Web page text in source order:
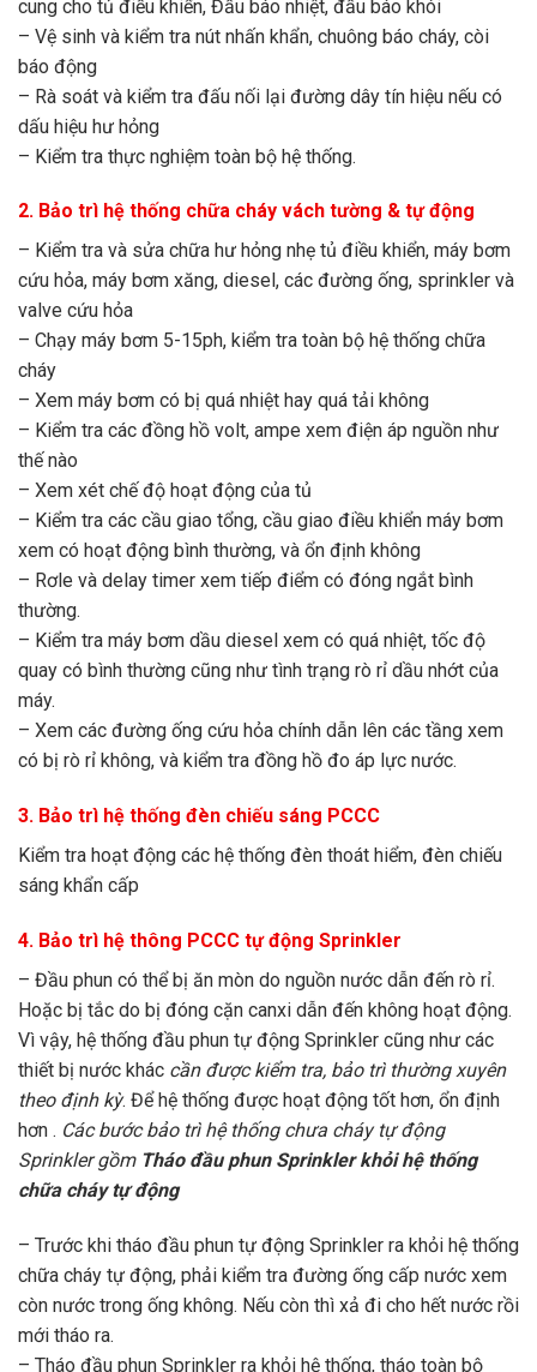
cung cho tủ điều khiển, Đầu báo nhiệt, đầu báo khói
– Vệ sinh và kiểm tra nút nhấn khẩn, chuông báo cháy, còi
báo động
– Rà soát và kiểm tra đấu nối lại đường dây tín hiệu nếu có
dấu hiệu hư hỏng
– Kiểm tra thực nghiệm toàn bộ hệ thống.
2. Bảo trì hệ thống chữa cháy vách tường & tự động
– Kiểm tra và sửa chữa hư hỏng nhẹ tủ điều khiển, máy bơm
cứu hỏa, máy bơm xăng, diesel, các đường ống, sprinkler và
valve cứu hỏa
– Chạy máy bơm 5-15ph, kiểm tra toàn bộ hệ thống chữa
cháy
– Xem máy bơm có bị quá nhiệt hay quá tải không
– Kiểm tra các đồng hồ volt, ampe xem điện áp nguồn như
thế nào
– Xem xét chế độ hoạt động của tủ
– Kiểm tra các cầu giao tổng, cầu giao điều khiển máy bơm
xem có hoạt động bình thường, và ổn định không
– Rơle và delay timer xem tiếp điểm có đóng ngắt bình
thường.
– Kiểm tra máy bơm dầu diesel xem có quá nhiệt, tốc độ
quay có bình thường cũng như tình trạng rò rỉ dầu nhớt của
máy.
– Xem các đường ống cứu hỏa chính dẫn lên các tầng xem
có bị rò rỉ không, và kiểm tra đồng hồ đo áp lực nước.
3. Bảo trì hệ thống đèn chiếu sáng PCCC
Kiểm tra hoạt động các hệ thống đèn thoát hiểm, đèn chiếu
sáng khẩn cấp
4. Bảo trì hệ thông PCCC tự động Sprinkler
– Đầu phun có thể bị ăn mòn do nguồn nước dẫn đến rò rỉ.
Hoặc bị tắc do bị đóng cặn canxi dẫn đến không hoạt động.
Vì vậy, hệ thống đầu phun tự động Sprinkler cũng như các
thiết bị nước khác cần được kiểm tra, bảo trì thường xuyên
theo định kỳ. Để hệ thống được hoạt động tốt hơn, ổn định
hơn . Các bước bảo trì hệ thống chưa cháy tự động
Sprinkler gồm Tháo đầu phun Sprinkler khỏi hệ thống
chữa cháy tự động
– Trước khi tháo đầu phun tự động Sprinkler ra khỏi hệ thống
chữa cháy tự động, phải kiểm tra đường ống cấp nước xem
còn nước trong ống không. Nếu còn thì xả đi cho hết nước rồi
mới tháo ra.
– Tháo đầu phun Sprinkler ra khỏi hệ thống, tháo toàn bộ